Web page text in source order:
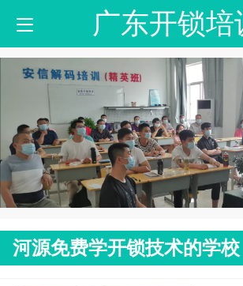
广东开锁培
河源免费学开锁技术的学校